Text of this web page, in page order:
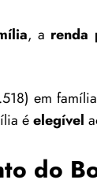
, a renda
em
éelegível
do